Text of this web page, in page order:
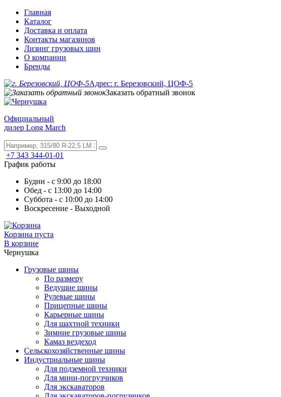
Главная
Каталог
Доставка и оплата
Контакты магазинов
Лизинг грузовых шин
О компании
Бренды
Адрес: г. Березовский, ЦОФ-5
Заказать обратный звонок
Официальный
дилер Long March
+7 343 344-01-01
График работы
Будни - с 9:00 до 18:00
Обед - с 13:00 до 14:00
Суббота - с 10:00 до 14:00
Воскресение - Выходной
Корзина пуста
В корзине
Чернушка
Грузовые шины
По размеру
Ведущие шины
Рулевые шины
Прицепные шины
Карьерные шины
Для шахтной техники
Зимние грузовые шины
Камаз вездеход
Сельскохозяйственные шины
Индустриальные шины
Для подземной техники
Для мини-погрузчиков
Для экскаваторов